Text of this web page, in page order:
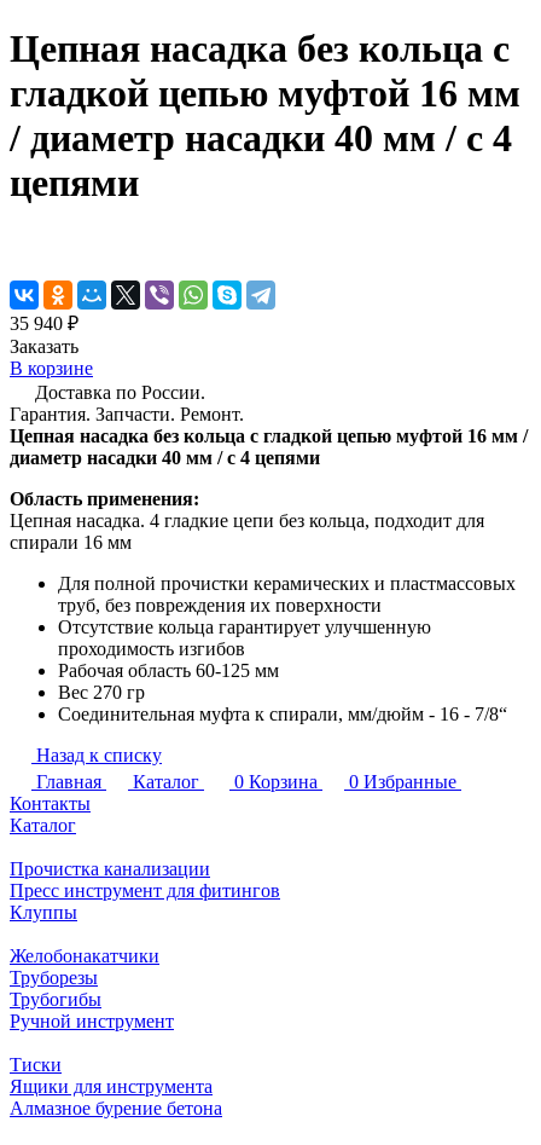
Цепная насадка без кольца с
гладкой цепью муфтой 16 мм
/ диаметр насадки 40 мм / с 4
цепями
35 940 ₽
Заказать
В корзине
Доставка по России.
Гарантия. Запчасти. Ремонт.
Цепная насадка без кольца с гладкой цепью муфтой 16 мм /
диаметр насадки 40 мм / с 4 цепями
Область применения:
Цепная насадка. 4 гладкие цепи без кольца, подходит для
спирали 16 мм
Для полной прочистки керамических и пластмассовых
труб, без повреждения их поверхности
Отсутствие кольца гарантирует улучшенную
проходимость изгибов
Рабочая область 60-125 мм
Вес 270 гр
Соединительная муфта к спирали, мм/дюйм - 16 - 7/8“
Назад к списку
Главная
Каталог 0 Корзина 0 Избранные
Контакты
Каталог
Прочистка канализации
Пресс инструмент для фитингов
Клуппы
Желобонакатчики
Труборезы
Трубогибы
Ручной инструмент
Тиски
Ящики для инструмента
Алмазное бурение бетона